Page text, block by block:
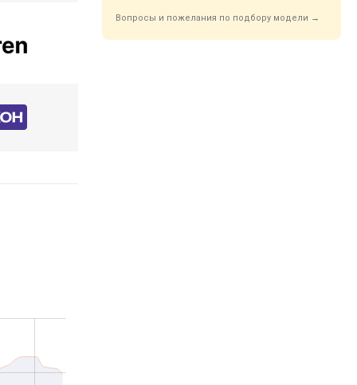
Вопросы и пожелания по подбору модели →